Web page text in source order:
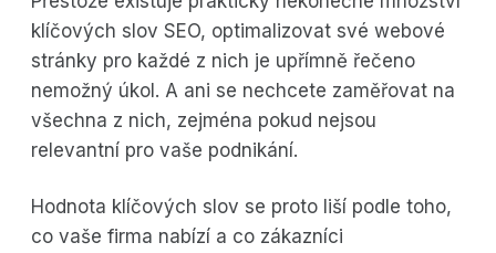
klíčových slov SEO, optimalizovat své webové
stránky pro každé z nich je upřímně řečeno
nemožný úkol. A ani se nechcete zaměřovat na
všechna z nich, zejména pokud nejsou
relevantní pro vaše podnikání.
Hodnota klíčových slov se proto liší podle toho,
co vaše firma nabízí a co zákazníci